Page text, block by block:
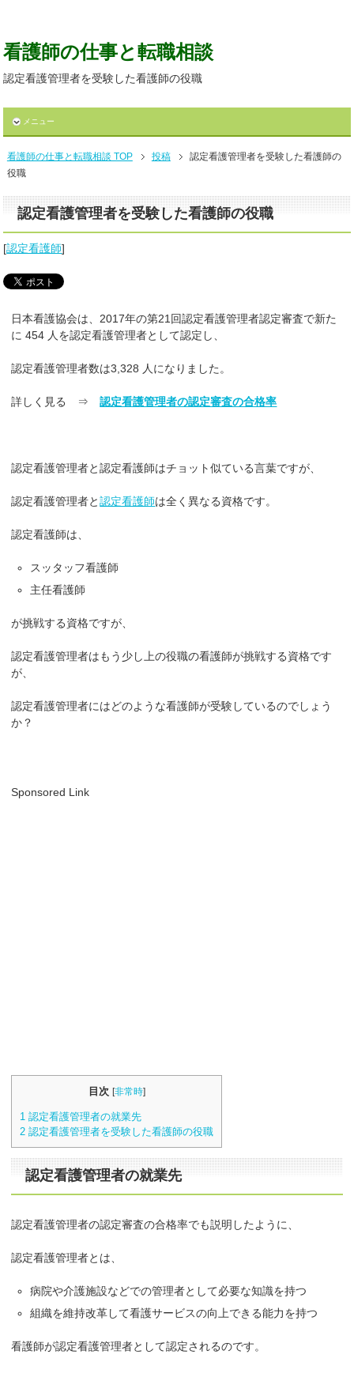
看護師の仕事と転職相談
認定看護管理者を受験した看護師の役職
メニュー
看護師の仕事と転職相談 TOP 投稿
認定看護管理者を受験した看護師の
役職
認定看護管理者を受験した看護師の役職
[認定看護師]
日本看護協会は、2017年の第21回認定看護管理者認定審査で新た
に 454 人を認定看護管理者として認定し、
認定看護管理者数は3,328 人になりました。
詳しく見る ⇒認定看護管理者の認定審査の合格率
認定看護管理者と認定看護師はチョット似ている言葉ですが、
認定看護管理者と認定看護師は全く異なる資格です。
認定看護師は、
スッタッフ看護師
主任看護師
が挑戦する資格ですが、
認定看護管理者はもう少し上の役職の看護師が挑戦する資格です
が、
認定看護管理者にはどのような看護師が受験しているのでしょう
か？
Sponsored Link
目次 [非常時]
1 認定看護管理者の就業先
2 認定看護管理者を受験した看護師の役職
認定看護管理者の就業先
認定看護管理者の認定審査の合格率でも説明したように、
認定看護管理者とは、
病院や介護施設などでの管理者として必要な知識を持つ
組織を維持改革して看護サービスの向上できる能力を持つ
看護師が認定看護管理者として認定されるのです。